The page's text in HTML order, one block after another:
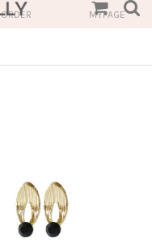
ORDER MYPAGE